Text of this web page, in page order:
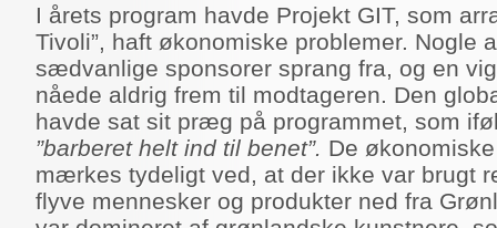
I årets program havde Projekt GIT, som
Tivoli”, haft økonomiske problemer. Nogle
sædvanlige sponsorer sprang fra, og en
nåede aldrig frem til modtageren. Den
havde sat sit præg på programmet, som
”barberet helt ind til benet”. De
mærkes tydeligt ved, at der ikke var brugt
flyve mennesker og produkter ned fra